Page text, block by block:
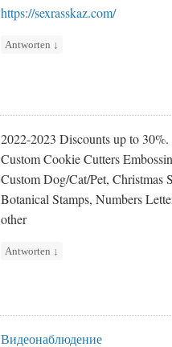
https://sexrasskaz.com/
Antworten ↓
2022-2023 Discounts up to
Custom Cookie Cutters
Custom Dog/Cat/Pet, Christmas
Botanical Stamps, Numbers
other
Antworten ↓
Видеонаблюдение